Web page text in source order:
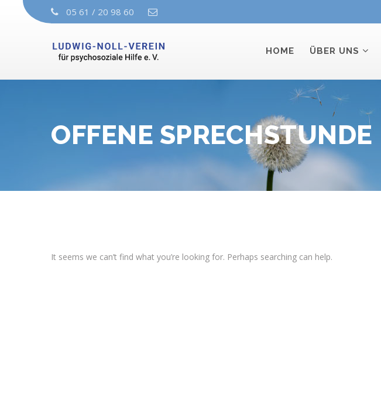
05 61 / 20 98 60
HOME ÜBER UNS
OFFENE SPRECHSTUNDE
It seems we can’t find what you’re looking for. Perhaps searching can help.